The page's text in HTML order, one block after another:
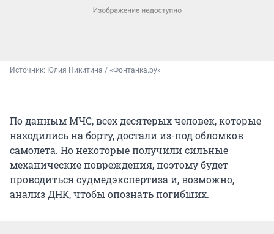
Источник: Юлия Никитина / «Фонтанка.ру»
По данным МЧС, всех десятерых человек, которые
находились на борту, достали из-под обломков
самолета. Но некоторые получили сильные
механические повреждения, поэтому будет
проводиться судмедэкспертиза и, возможно,
анализ ДНК, чтобы опознать погибших.